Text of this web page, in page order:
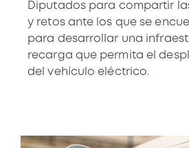
Diputados para compartir
y retos ante los que se
para desarrollar una
recarga que permita el
del vehículo eléctrico.